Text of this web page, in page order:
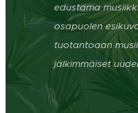
edustama
osapuolen
tuotantoaan
jälkimmäiset